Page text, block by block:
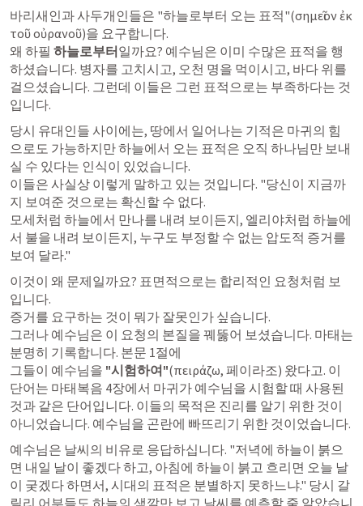
바리새인과 사두개인들은 "하늘로부터 오는 표적"(σημεῖον ἐκ
τοῦ οὐρανοῦ)을 요구합니다.
왜 하필 하늘로부터일까요? 예수님은 이미 수많은 표적을 행
하셨습니다. 병자를 고치시고, 오천 명을 먹이시고, 바다 위를
걸으셨습니다. 그런데 이들은 그런 표적으로는 부족하다는 것
입니다.
당시 유대인들 사이에는, 땅에서 일어나는 기적은 마귀의 힘
으로도 가능하지만 하늘에서 오는 표적은 오직 하나님만 보내
실 수 있다는 인식이 있었습니다.
이들은 사실상 이렇게 말하고 있는 것입니다. "당신이 지금까
지 보여준 것으로는 확신할 수 없다.
모세처럼 하늘에서 만나를 내려 보이든지, 엘리야처럼 하늘에
서 불을 내려 보이든지, 누구도 부정할 수 없는 압도적 증거를
보여 달라."
이것이 왜 문제일까요? 표면적으로는 합리적인 요청처럼 보
입니다.
증거를 요구하는 것이 뭐가 잘못인가 싶습니다.
그러나 예수님은 이 요청의 본질을 꿰뚫어 보셨습니다. 마태는
분명히 기록합니다. 본문 1절에
그들이 예수님을 "시험하여"(πειράζω, 페이라조) 왔다고. 이
단어는 마태복음 4장에서 마귀가 예수님을 시험할 때 사용된
것과 같은 단어입니다. 이들의 목적은 진리를 알기 위한 것이
아니었습니다. 예수님을 곤란에 빠뜨리기 위한 것이었습니다.
예수님은 날씨의 비유로 응답하십니다. "저녁에 하늘이 붉으
면 내일 날이 좋겠다 하고, 아침에 하늘이 붉고 흐리면 오늘 날
이 궂겠다 하면서, 시대의 표적은 분별하지 못하느냐." 당시 갈
릴리 어부들도 하늘의 색깔만 보고 날씨를 예측할 줄 알았습니